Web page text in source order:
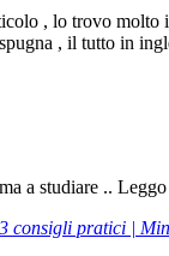
, lo trovo molto
, il tutto in
a studiare ..
consigli pratici |